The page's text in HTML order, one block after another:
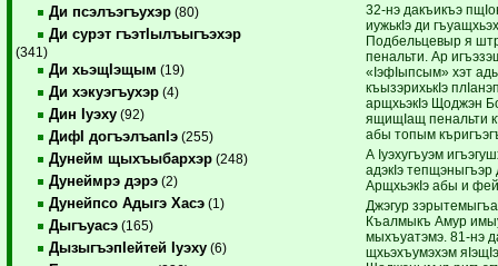
Ди псэлъэгъухэр (80)
Ди сурэт гъэтIылъыгъэхэр
(341)
Ди хьэщIэщым (19)
Ди хэкуэгъухэр (4)
Дин Iуэху (92)
ДифI догъэлъапIэ (255)
Дунейм щыхъыбархэр (248)
Дунеймрэ дэрэ (2)
Дунейпсо Адыгэ Хасэ (1)
Дыгъуасэ (165)
ДызыгъэпIейтей Iуэху (6)
32-нэ дакъикъэ
иужь­кIэ ди
Подбельцевыр я
пенальти. Ар
«IэфIыпсым» хэт
къызэрихькIэ
арщхьэкIэ Що­джэн
ящищIащ пенальти
абы топым
А Iуэхугъуэм
адэкIэ тепщэныгъэр
АрщхьэкIэ абы и
Джэгур
Къалмыкъ Амур
мыхъуатэмэ. 81-нэ
щхьэхъумэхэм